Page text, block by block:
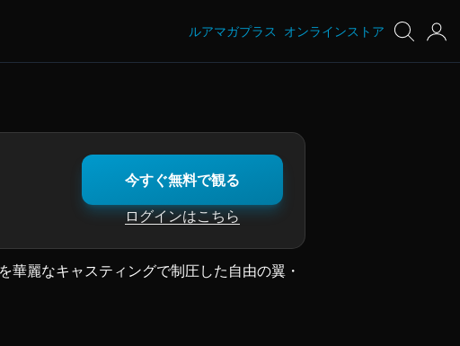
ルアマガプラス オンラインストア
今すぐ無料で観る
ログインはこちら
麗なキャスティングで制圧した自由の翼・